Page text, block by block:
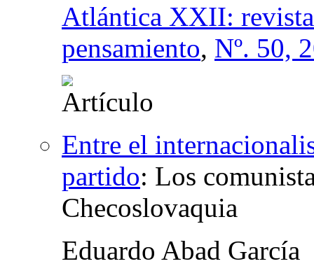
Atlántica XXII:
pensamiento, Nº. 50,
Entre el
partido: Los
Checoslovaquia
Eduardo Abad García